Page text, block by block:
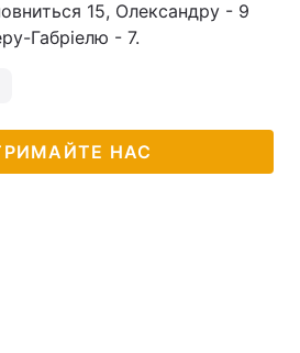
15, Олександру - 9
Габріелю - 7.
НАС